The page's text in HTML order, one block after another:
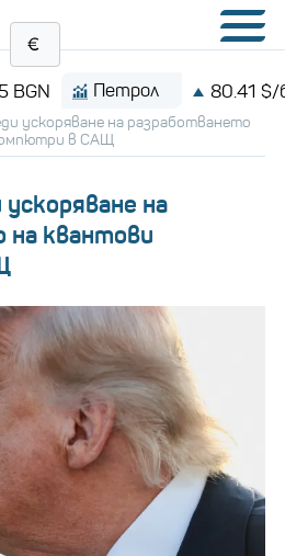
Петрол 80.41 $/барел
ускоряване на разработването
в САЩ
на
на квантови